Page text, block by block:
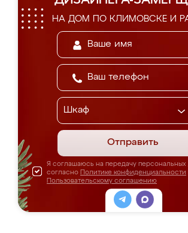
НА ДОМ ПО КЛИМОВСКЕ И
Отправить
Я соглашаюсь на передачу персональных
согласно Политике конфиденциальности
Пользовательскому соглашению